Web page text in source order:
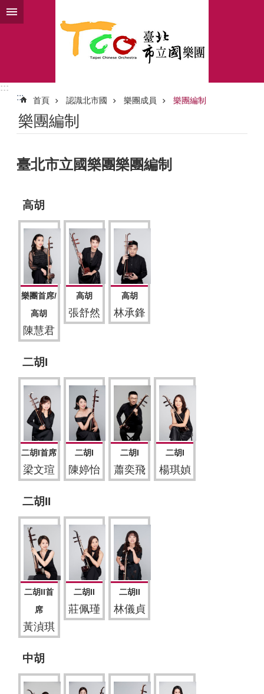
跳到主要內容區塊
:::
:::
首頁 認識北市國 樂團成員 樂團編制
樂團編制
臺北市立國樂團樂團編制
高胡
樂團首席/
高胡
陳慧君
高胡
張舒然
高胡
林承鋒
二胡I
二胡I首席
梁文瑄
二胡I
陳婷怡
二胡I
蕭奕飛
二胡I
楊琪媜
二胡II
二胡II首
席
黃湞琪
二胡II
莊佩瑾
二胡II
林儀貞
中胡